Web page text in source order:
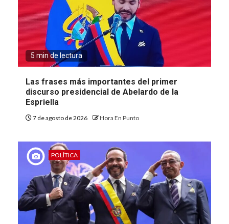
5 min de lectura
Las frases más importantes del primer
discurso presidencial de Abelardo de la
Espriella
7 de agosto de 2026 Hora En Punto
POLÍTICA